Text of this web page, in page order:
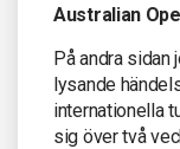
Australian
På andra sidan
lysande
internationella
sig över två